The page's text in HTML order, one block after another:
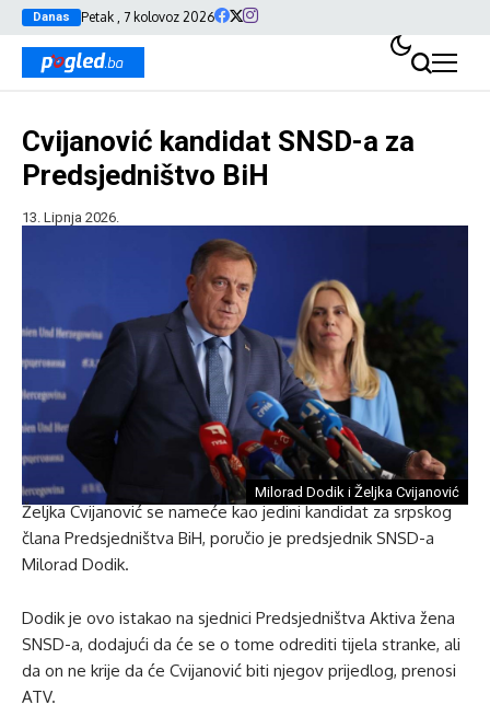
Danas Petak , 7 kolovoz 2026
Cvijanović kandidat SNSD-a za
Predsjedništvo BiH
13. Lipnja 2026.
Milorad Dodik i Željka Cvijanović
Željka Cvijanović se nameće kao jedini kandidat za srpskog
člana Predsjedništva BiH, poručio je predsjednik SNSD-a
Milorad Dodik.
Dodik je ovo istakao na sjednici Predsjedništva Aktiva žena
SNSD-a, dodajući da će se o tome odrediti tijela stranke, ali
da on ne krije da će Cvijanović biti njegov prijedlog, prenosi
ATV.